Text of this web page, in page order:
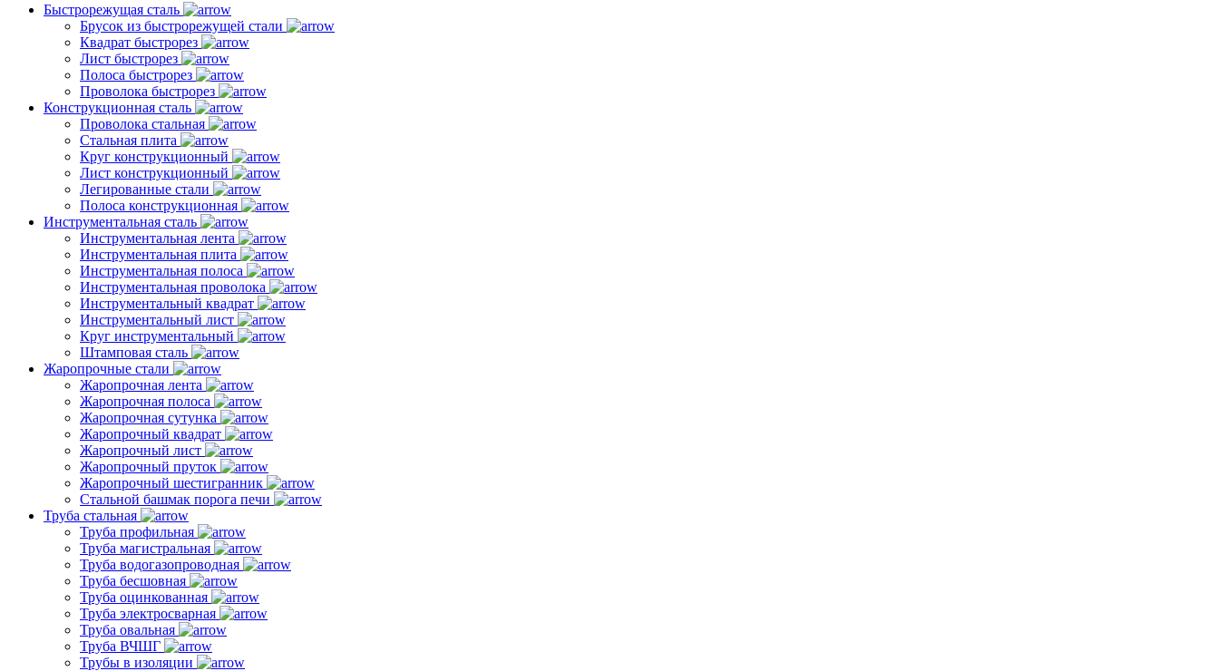
Быстрорежущая сталь
Брусок из быстрорежущей стали
Квадрат быстрорез
Лист быстрорез
Полоса быстрорез
Проволока быстрорез
Конструкционная сталь
Проволока стальная
Стальная плита
Круг конструкционный
Лист конструкционный
Легированные стали
Полоса конструкционная
Инструментальная сталь
Инструментальная лента
Инструментальная плита
Инструментальная полоса
Инструментальная проволока
Инструментальный квадрат
Инструментальный лист
Круг инструментальный
Штамповая сталь
Жаропрочные стали
Жаропрочная лента
Жаропрочная полоса
Жаропрочная сутунка
Жаропрочный квадрат
Жаропрочный лист
Жаропрочный пруток
Жаропрочный шестигранник
Стальной башмак порога печи
Труба стальная
Труба профильная
Труба магистральная
Труба водогазопроводная
Труба бесшовная
Труба оцинкованная
Труба электросварная
Труба овальная
Труба ВЧШГ
Трубы в изоляции